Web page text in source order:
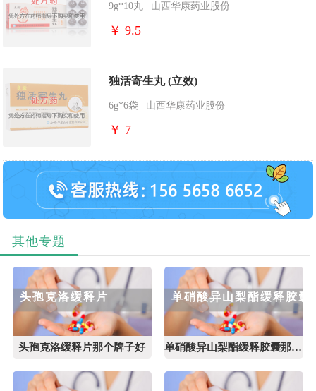
9g*10丸 | 山西华康药业股份
￥ 9.5
独活寄生丸 (立效)
6g*6袋 | 山西华康药业股份
￥ 7
其他专题
头孢克洛缓释片
头孢克洛缓释片那个牌子好
单硝酸异山梨酯缓释胶囊
单硝酸异山梨酯缓释胶囊那个牌子好